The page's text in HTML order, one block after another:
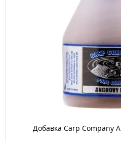
Добавка Carp Company